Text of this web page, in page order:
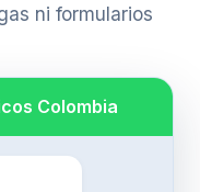
ni formularios
Colombia